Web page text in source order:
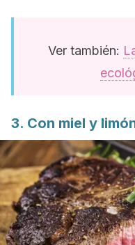
Ver también:
3. Con miel y